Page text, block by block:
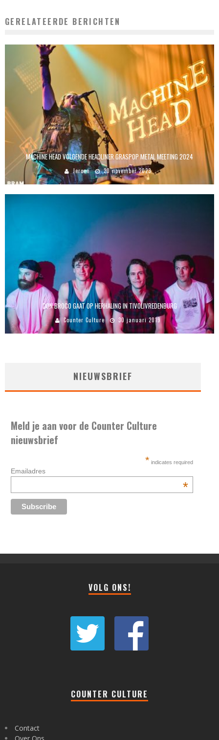
GERELATEERDE BERICHTEN
MACHINE HEAD VOLGENDE HEADLINER GRASPOP METAL MEETING 2024
Jeroen 20 november 2023
DON BROCO GAAT OP HERHALING IN TIVOLIVREDENBURG
Counter Culture 30 januari 2019
NIEUWSBRIEF
Meld je aan voor de Counter Culture
nieuwsbrief
* indicates required
Emailadres
*
VOLG ONS!
COUNTER CULTURE
Contact
Over Ons